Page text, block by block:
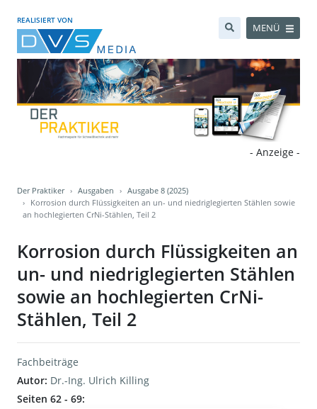
REALISIERT VON
MENÜ
- Anzeige -
Der Praktiker Ausgaben
Ausgabe 8 (2025)
Korrosion durch Flüssigkeiten an un- und niedriglegierten Stählen sowie
an hochlegierten CrNi-Stählen, Teil 2
Korrosion durch Flüssigkeiten an
un- und niedriglegierten Stählen
sowie an hochlegierten CrNi-
Stählen, Teil 2
Fachbeiträge
Autor: Dr.-Ing. Ulrich Killing
Seiten 62 - 69: